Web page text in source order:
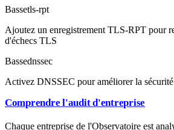
Bassetls-rpt
Ajoutez un enregistrement TLS-RPT pour
d'échecs TLS
Bassednssec
Activez DNSSEC pour améliorer la
Comprendre l'audit d'entreprise
Chaque entreprise de l'Observatoire est